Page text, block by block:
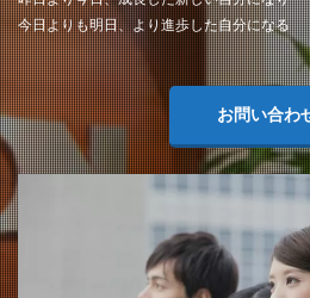
今日よりも明日、より進歩した自分になる
お問い合わ